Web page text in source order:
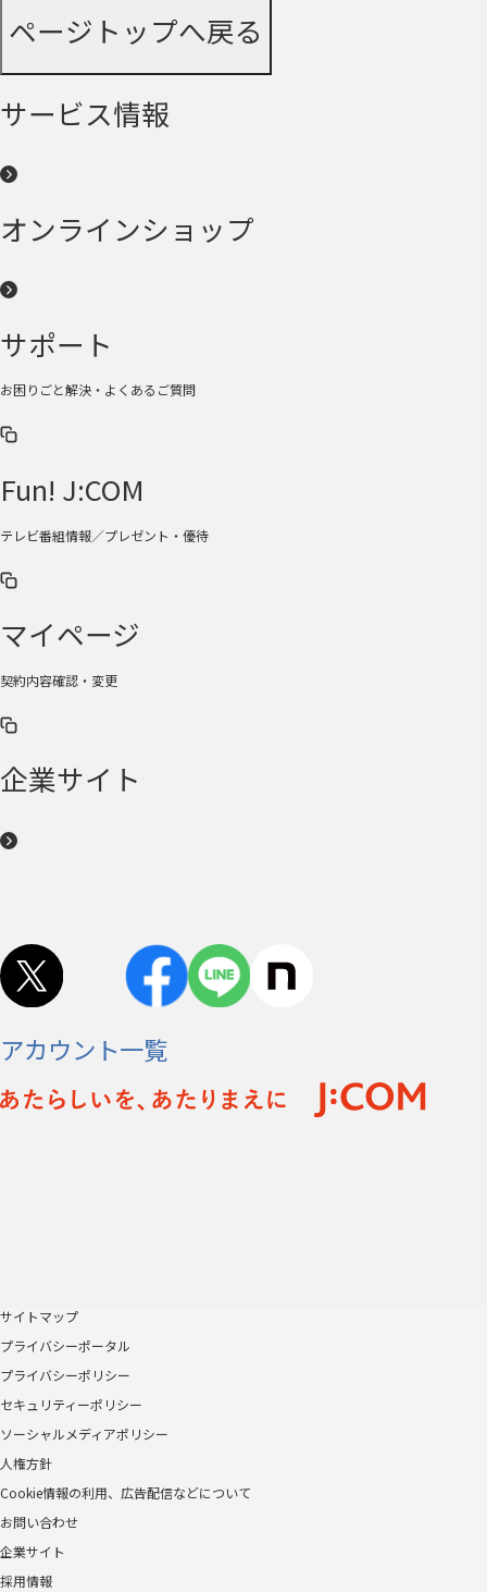
ページトップへ戻る
サービス情報
オンラインショップ
サポート
お困りごと解決・よくあるご質問
Fun! J:COM
テレビ番組情報／プレゼント・優待
マイページ
契約内容確認・変更
企業サイト
アカウント一覧
サイトマップ
プライバシーポータル
プライバシーポリシー
セキュリティーポリシー
ソーシャルメディアポリシー
人権方針
Cookie情報の利用、広告配信などについて
お問い合わせ
企業サイト
採用情報